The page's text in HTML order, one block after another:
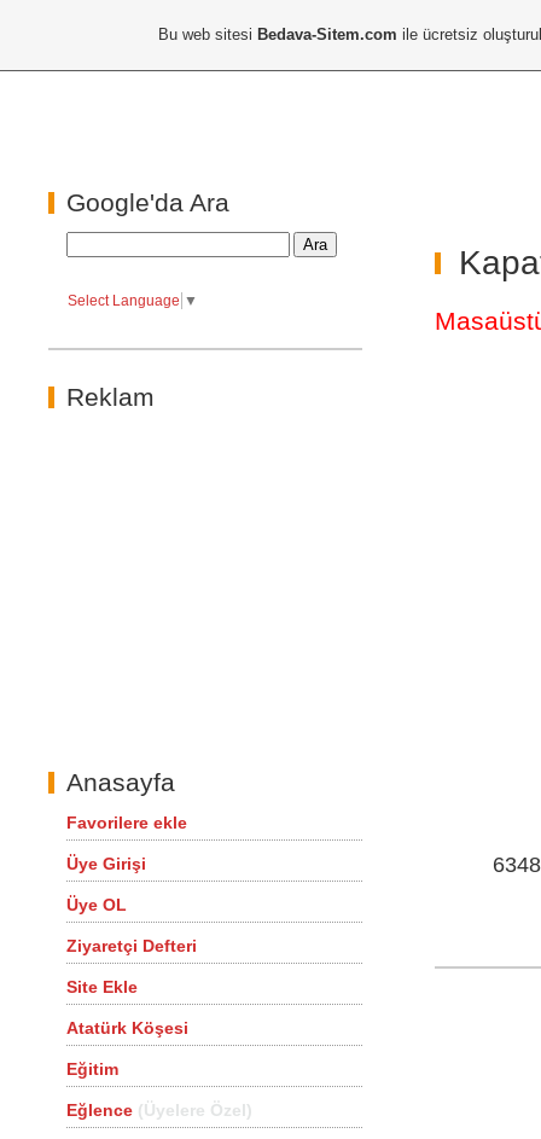
Google'da Ara
Select Language ▼
Reklam
Anasayfa
Favorilere ekle
Üye Girişi
Üye OL
Ziyaretçi Defteri
Site Ekle
Atatürk Köşesi
Eğitim
Eğlence (Üyelere Özel)
Bu web sitesi Bedava-Sitem.com ile ücretsiz